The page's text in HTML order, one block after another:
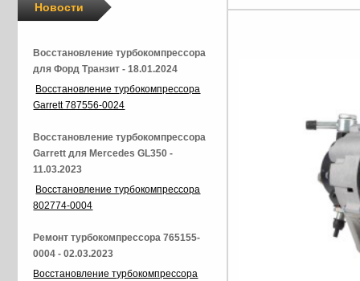
Новости
Восстановление турбокомпрессора
для Форд Транзит - 18.01.2024
Восстановление турбокомпрессора
Garrett 787556-0024
Восстановление турбокомпрессора
Garrett для Mercedes GL350 -
11.03.2023
Восстановление турбокомпрессора
802774-0004
Ремонт турбокомпрессора 765155-
0004 - 02.03.2023
Восстановление турбокомпрессора